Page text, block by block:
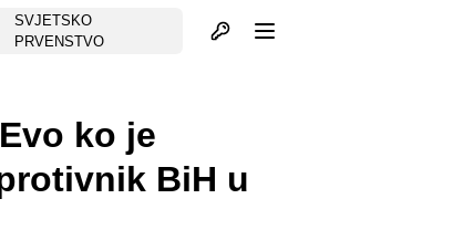
SVJETSKO
PRVENSTVO
Otvori profil
ko je
BiH u